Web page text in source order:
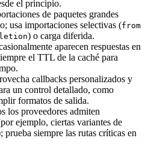
el principio.
de paquetes grandes
usa importaciones selectivas (from
) o carga diferida.
aparecen respuestas en
el TTL de la caché para
callbacks personalizados y
un control detallado, como
formatos de salida.
los proveedores admiten
ejemplo, ciertas variantes de
prueba siempre las rutas críticas en